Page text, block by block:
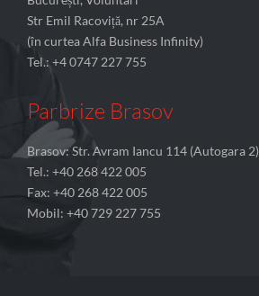
Str Emil Racoviță, nr 25A
(în curtea Alfa Business Infinity)
Tel.: +4 0747 227 755
Parbrize Brasov
Brasov: Str. Avram Iancu 114 (Autogara 2)
Tel.: +40 268 422 005
Fax: +40 268 422 005
Mobil: +40 729 227 755